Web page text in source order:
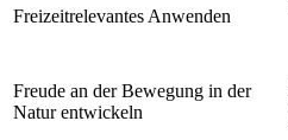
Freizeitrelevantes Anwenden
Freude an der Bewegung in der
Natur entwickeln